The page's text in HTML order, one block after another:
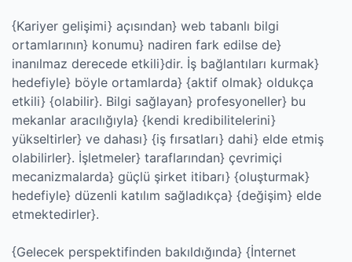
{Kariyer gelişimi} açısından} web tabanlı bilgi
ortamlarının} konumu} nadiren fark edilse de}
inanılmaz derecede etkili}dir. İş bağlantıları kurmak}
hedefiyle} böyle ortamlarda} {aktif olmak} oldukça
etkili} {olabilir}. Bilgi sağlayan} profesyoneller} bu
mekanlar aracılığıyla} {kendi kredibilitelerini}
yükseltirler} ve dahası} {iş fırsatları} dahi} elde etmiş
olabilirler}. İşletmeler} taraflarından} çevrimiçi
mecanizmalarda} güçlü şirket itibarı} {oluşturmak}
hedefiyle} düzenli katılım sağladıkça} {değişim} elde
etmektedirler}.
{Gelecek perspektifinden bakıldığında} {İnternet